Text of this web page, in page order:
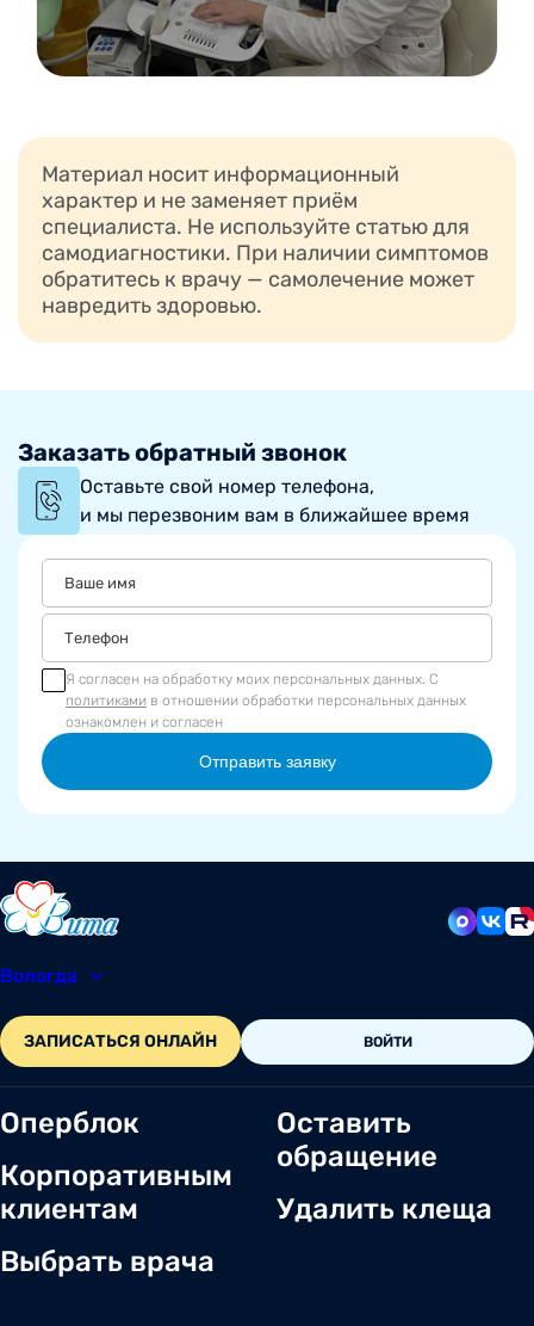
Материал носит информационный
характер и не заменяет приём
специалиста. Не используйте статью для
самодиагностики. При наличии симптомов
обратитесь к врачу — самолечение может
навредить здоровью.
Заказать обратный звонок
Оставьте свой номер телефона,
и мы перезвоним вам в ближайшее время
Я согласен на обработку моих персональных данных. С
политиками в отношении обработки персональных данных
ознакомлен и согласен
Отправить заявку
Вологда
ЗАПИСАТЬСЯ ОНЛАЙН ВОЙТИ
Оперблок
Корпоративным
клиентам
Выбрать врача
Оставить
обращение
Удалить клеща